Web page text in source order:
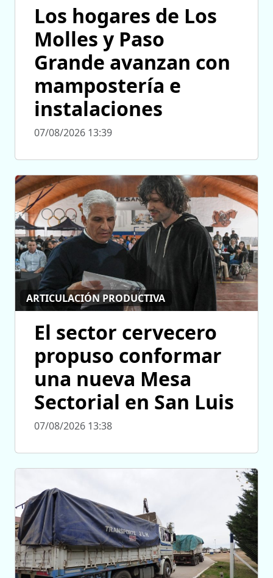
Los hogares de Los
Molles y Paso
Grande avanzan con
mampostería e
instalaciones
07/08/2026 13:39
ARTICULACIÓN PRODUCTIVA
El sector cervecero
propuso conformar
una nueva Mesa
Sectorial en San Luis
07/08/2026 13:38